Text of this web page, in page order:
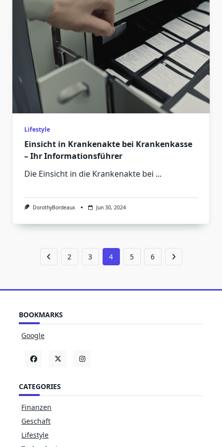
Lifestyle
Einsicht in Krankenakte bei Krankenkasse
– Ihr Informationsführer
Die Einsicht in die Krankenakte bei ...
DorothyBordeaux Jun 30, 2024
2 3 4 5 6
BOOKMARKS
Google
CATEGORIES
Finanzen
Geschaft
Lifestyle